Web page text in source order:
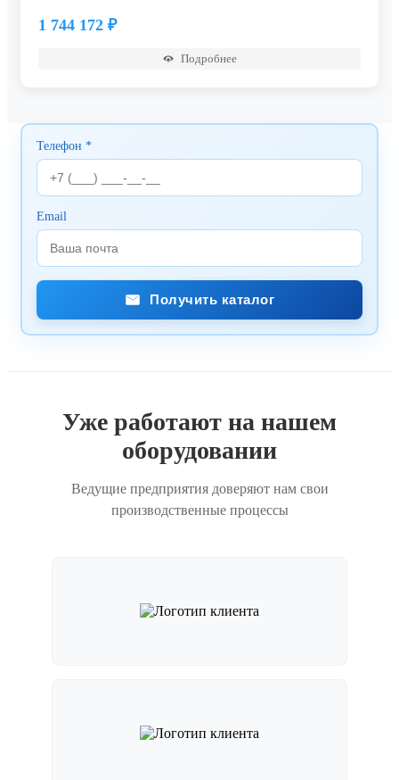
1 744 172 ₽
Подробнее
Телефон *
Email
Получить каталог
Уже работают на нашем
оборудовании
Ведущие предприятия доверяют нам свои
производственные процессы